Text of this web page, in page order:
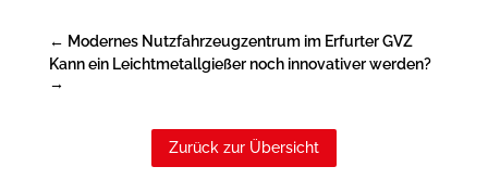
← Modernes Nutzfahrzeugzentrum im Erfurter GVZ
Kann ein Leichtmetallgießer noch innovativer werden?
→
Zurück zur Übersicht